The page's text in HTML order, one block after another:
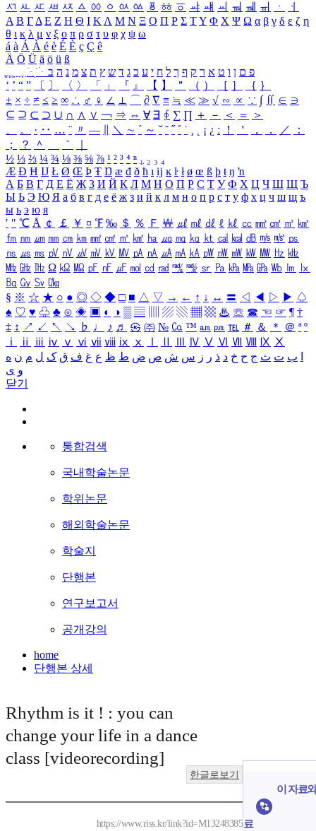
ㅺ ㅻ ㅼ ㅽ ㅾ ㅿ ㆀ ㆁ ㆂ ㆃ ㆄ ㆅ ㆆ ㆇ ㆈ ㆉ ㆊ ㆋ ㆌ ㆍ
ㆎ
Α Β ΓΔ Ε Ζ Η Θ Ι ΚΛ Μ Ν Ξ Ο Π Ρ Σ ΤΥ Φ Χ Ψ Ω α β γ δ ε ζ η
θ ι κ λ μ ν ξ ο π ρ σ τ υ φ χ ψ ω
á à Á À é è É È ç Ç ê
Ä Ö Ü ä ö ü ß
ִֶֹ ֻּ ׁׂ פ ם ן ו ט א ר ק ף ך ל ח י ע כ ג ד ש ץ ת צ מ נ ה ב
‘ ’ “ ” 〔 〕 〈 〉 「 」 『 』 【 】 ＂ （ ） ［ ］ ｛ ｝
± × ÷ ≠ ≤ ≥ ∞ ∴ ♂ ♀ ∠ ⊥ ⌒ ∂ ∇ ≡ ≒ ≪ ≫ √ ∽ ∝ ∵ ∫ ∬ ∈ ∋
⊆ ⊇ ⊂ ⊃ ∪ ∩ ∧ ∨ ￢ ⇒ ⇔ ∀ ∃ ∮ ∑ ∏ ＋ － ＜ ＝
＞
、
。 · ‥ … ¨ 〃 ― ＼ ∼ ´ ～ ˇ ˘ ˝ ˚ ˙ ¸ ¡ ¿ ː ！ ＇ ， ． ／
：
；
？ ＾ ｀
½ ⅓ ⅔ ¼ ¾ ⅛ ⅜ ⅝ ⅞ ¹ ² ³ ⁴ ⁿ ₁ ₂ ₃ ₄
Æ Ð Ħ Ĳ Ł Ø Œ Þ Ŧ Ŋ æ đ ð ħ ı ĳ ĸ ŀ ł ø œ ß þ ŧ ŋ ŉ
А Б В Г Д Е Ё Ж З И Й К Л М Н О П Р С Т У Ф Х Ц Ч Ш Щ Ъ
Ы Ь Э Ю Я а б в г д е ё ж з и й к л м н о п р с т у ф х ц ч ш щ ъ
ы ь э ю я
′ ″ ℃ Å ￠ ￡ ￥ ¤ ℉ ‰ ＄ ％ Ｆ ￦ ㎕ ㎖ ㎗ ℓ ㎘ ㏄ ㎣ ㎤ ㎥ ㎦
㎙ ㎚ ㎛ ㎜ ㎝ ㎞ ㎟ ㎠ ㎡ ㎢ ㏊ ㎍ ㎎ ㎏ ㏏ ㎈ ㎉ ㏈ ㎧ ㎨ ㎰
㎱ ㎲ ㎳ ㎴ ㎵ ㎶ ㎷ ㎸ ㎹ ㎀ ㎁ ㎂ ㎃ ㎄ ㎺ ㎻ ㎽ ㎾ ㎿ ㎐ ㎑
㎒ ㎓ ㎔ Ω ㏀ ㏁ ㎊ ㎋ ㎌ ㏖ ㏅ ㎭ ㎮ ㎯ ㏛ ㎩ ㎪ ㎫ ㎬ ㏝ ㏐
㏓
㏃ ㏉ ㏜ ㏆
§ ※ ☆ ★ ○ ● ◎ ◇ ◆ □ ■ △ ▽ → ← ↑ ↓ ↔ 〓 ◁ ◀ ▷ ▶ ♤
♠ ♡ ♥ ♧ ♣ ⊙ ◈ ▣ ◐ ◑ ▒ ▤ ▨ ▧ ▦ ▩ ♨ ☏ ☎ ☜ ☞ ¶ †
‡ ↕ ↗ ↙ ↖ ↘ ♭ ♩ ♪ ♬ ㉿ ㈜ № ㏇ ™ ㏂ ㏘ ℡ ＃ ＆ ＊ ＠ ª º
ⅰ
ⅱ ⅲ ⅳ ⅴ ⅵ ⅶ ⅷ ⅸ ⅹ Ⅳ Ⅴ Ⅵ Ⅶ Ⅷ Ⅸ Ⅹ
ب ت ث ج ح خ د ذ ر ز س ش ص ض ط ظ ع غ ف ق ک ل م ن ه
و ی
닫기
통합검색
국내학술논문
학위논문
해외학술논문
학술지
단행본
연구보고서
공개강의
home
단행본 상세
Rhythm is it ! : you can
change your life in a dance
class [videorecording]
한글로보기
https://www.riss.kr/link?id=M13248385
이 자료
료